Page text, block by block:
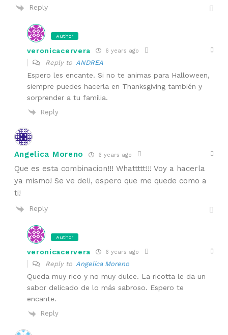
Reply
Author
veronicacervera 6 years ago
Reply to ANDREA
Espero les encante. Si no te animas para Halloween,
siempre puedes hacerla en Thanksgiving también y
sorprender a tu familia.
Reply
Angelica Moreno 6 years ago
Que es esta combinacion!!! Whattttt!!! Voy a hacerla
ya mismo! Se ve deli, espero que me quede como a
ti!
Reply
Author
veronicacervera 6 years ago
Reply to Angelica Moreno
Queda muy rico y no muy dulce. La ricotta le da un
sabor delicado de lo más sabroso. Espero te
encante.
Reply